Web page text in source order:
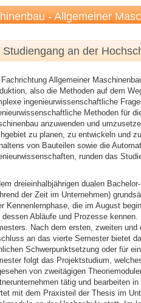
- Allgemeiner
an der
Fachrichtung Allgemeiner
also die Methoden auf dem
ingenieurwissenschaftliche
Methoden für
anzuwenden und
zu planen, zu entwickeln und
von Bauteilen sowie die
runden das
dreieinhalbjährigen dualen
der Zeit im Unternehmen)
Kennenlernphase, die im August
dessen Abläufe und Prozesse
Nach dem ersten, zweiten
an das vierte Semester bietet
Schwerpunktsetzung oder für
folgt das Projektstudium,
von zweitägigen
tätig und bearbeiten
mit dem Praxisteil der Thesis im